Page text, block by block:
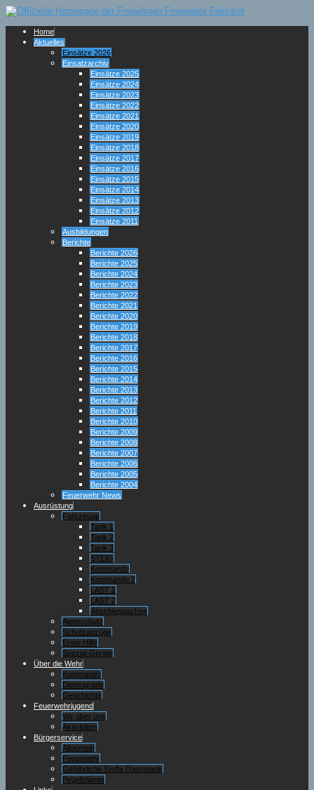
Home
Aktuelles
Einsätze 2026
Einsatzarchiv
Einsätze 2025
Einsätze 2024
Einsätze 2023
Einsätze 2022
Einsätze 2021
Einsätze 2020
Einsätze 2019
Einsätze 2018
Einsätze 2017
Einsätze 2016
Einsätze 2015
Einsätze 2014
Einsätze 2013
Einsätze 2012
Einsätze 2011
Ausbildungen
Berichte
Berichte 2026
Berichte 2025
Berichte 2024
Berichte 2023
Berichte 2022
Berichte 2021
Berichte 2020
Berichte 2019
Berichte 2018
Berichte 2017
Berichte 2016
Berichte 2015
Berichte 2014
Berichte 2013
Berichte 2012
Berichte 2011
Berichte 2010
Berichte 2009
Berichte 2008
Berichte 2007
Berichte 2006
Berichte 2005
Berichte 2004
Feuerwehr News
Ausrüstung
Fahrzeuge
Tank 1
Tank 2
Tank 3
STEIG
Kommando
Kommando 2
LAST 1
LAST 2
Abschleppachse
Atemschutz
Schutzanzüge
Erste Hilfe
Spezial Geräte
Über die Wehr
Kommando
Dienstgrade
Geschichte
Feuerwehrjugend
Wir über uns
Aktivitäten
Bürgerservice
Allgemein
Feuerwehr
Gefährliche Stoffe Datenbank
Pegelstände